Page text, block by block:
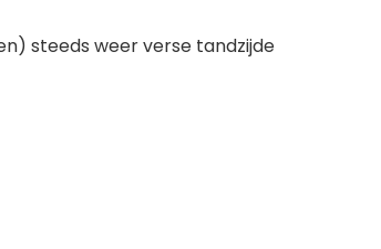
steeds weer verse tandzijde